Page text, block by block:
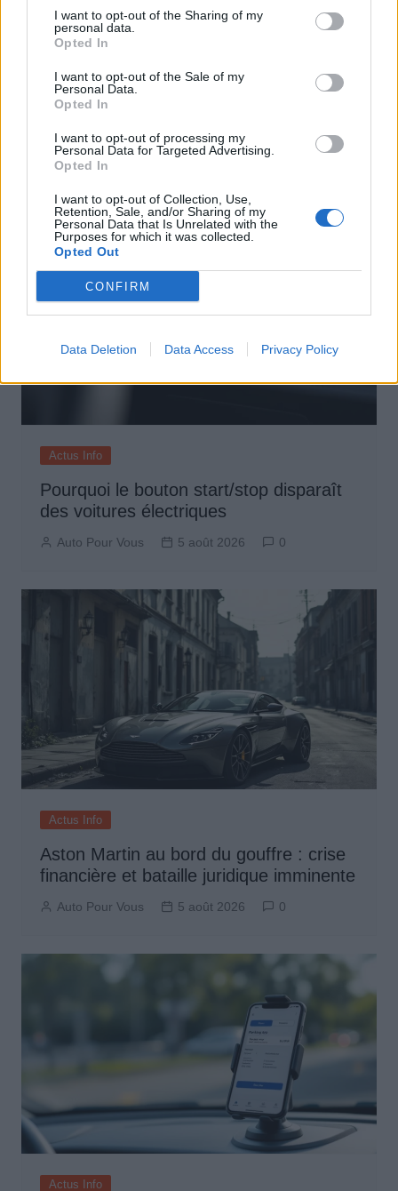
I want to opt-out of the Sharing of my
personal data.
Opted In
I want to opt-out of the Sale of my
Personal Data.
Opted In
I want to opt-out of processing my
Personal Data for Targeted Advertising.
Opted In
I want to opt-out of Collection, Use,
Retention, Sale, and/or Sharing of my
Personal Data that Is Unrelated with the
Purposes for which it was collected.
Opted Out
CONFIRM
Data Deletion Data Access Privacy Policy
Actus Info
selon une étude européenne
Auto Pour Vous
Actus Info
Pourquoi le bouton start/stop disparaît
des voitures électriques
Auto Pour Vous 5 août 2026 0
Actus Info
Aston Martin au bord du gouffre : crise
financière et bataille juridique imminente
Auto Pour Vous 5 août 2026 0
Actus Info